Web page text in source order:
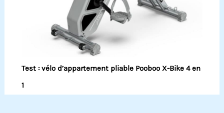
Test : vélo d’appartement pliable Pooboo X-Bike 4 en
1